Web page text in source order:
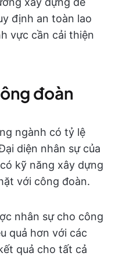
định an toàn lao
vực cần cải thiện
đoàn
ngành có tỷ lệ
diện nhân sự của
kỹ năng xây dựng
với công đoàn.
nhân sự cho công
quả hơn với các
quả cho tất cả